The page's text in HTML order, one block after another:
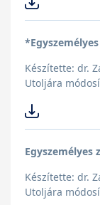
Készítette: dr.
Utoljára
Egyszemélyes
Készítette: dr.
Utoljára